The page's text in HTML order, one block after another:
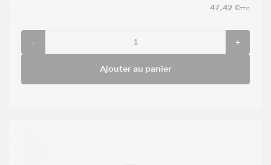
47,42 €TTC
- +
Ajouter au panier